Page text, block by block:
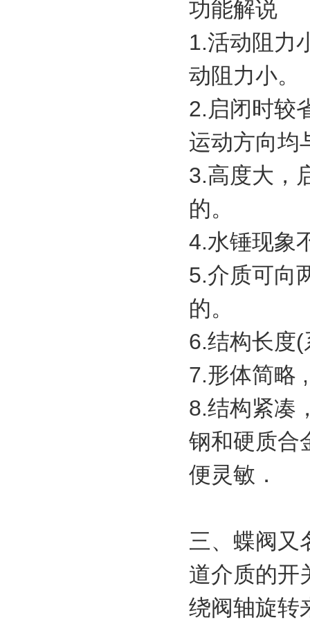
功能解说
1.活动阻力
动阻力小。
2.启闭时较
运动方向均
3.高度大，
的。
4.水锤现象
5.介质可向
的。
6.结构长度
7.形体简略
8.结构紧凑
钢和硬质合
便灵敏．
三、蝶阀又
道介质的开
绕阀轴旋转